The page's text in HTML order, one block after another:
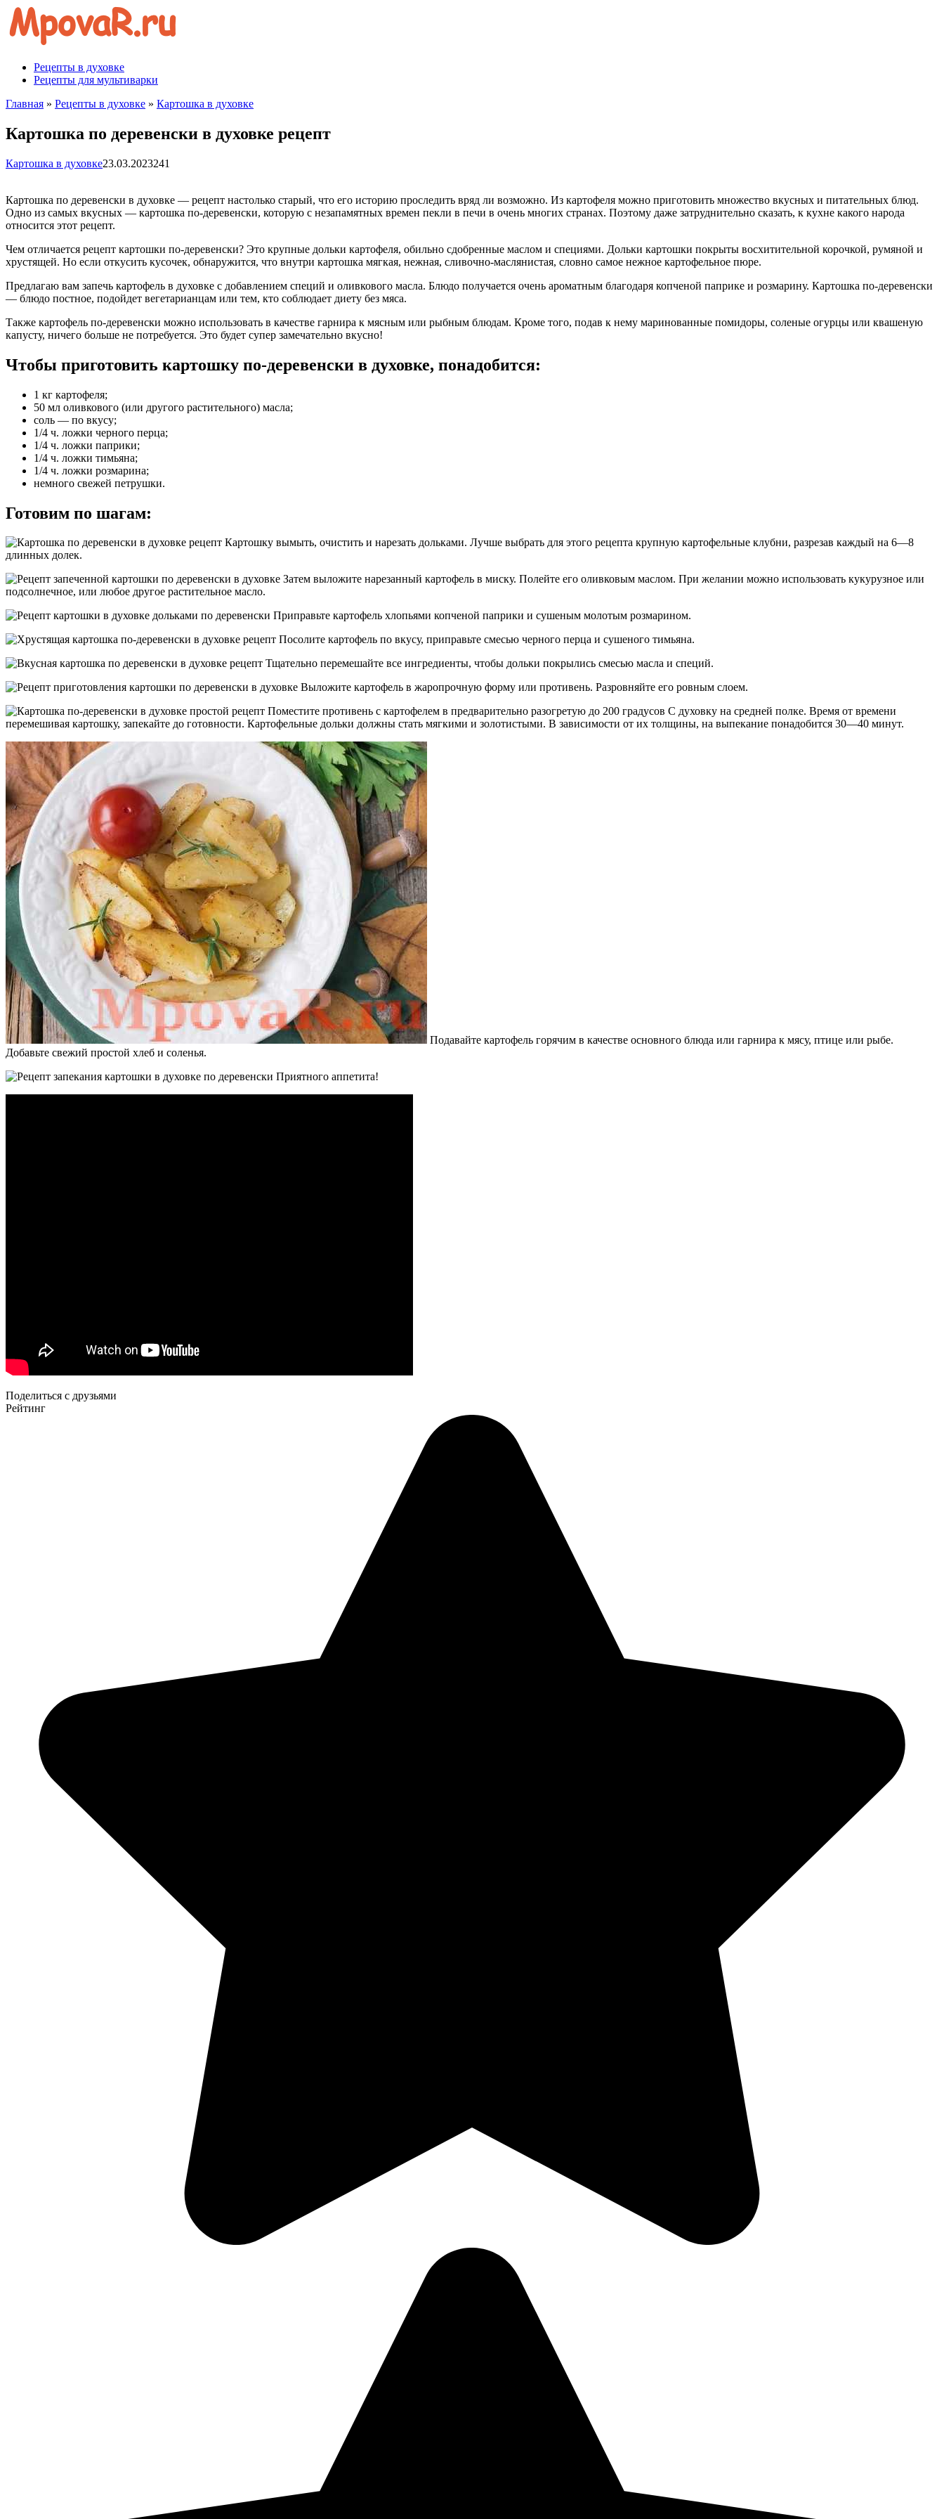
Перейти
контенту
Рецепты в духовке
Рецепты для мультиварки
Главная » Рецепты в духовке » Картошка в духовке
Картошка по деревенски в духовке рецепт
Картошка в духовке23.03.2023241
Картошка по деревенски в духовке — рецепт настолько старый, что его историю проследить вряд ли возможно. Из картофеля можно приготовить множество вкусных и питательных блюд.
Одно из самых вкусных — картошка по-деревенски, которую с незапамятных времен пекли в печи в очень многих странах. Поэтому даже затруднительно сказать, к кухне какого народа
относится этот рецепт.
Чем отличается рецепт картошки по-деревенски? Это крупные дольки картофеля, обильно сдобренные маслом и специями. Дольки картошки покрыты восхитительной корочкой, румяной и
хрустящей. Но если откусить кусочек, обнаружится, что внутри картошка мягкая, нежная, сливочно-маслянистая, словно самое нежное картофельное пюре.
Предлагаю вам запечь картофель в духовке с добавлением специй и оливкового масла. Блюдо получается очень ароматным благодаря копченой паприке и розмарину. Картошка по-деревенски
— блюдо постное, подойдет вегетарианцам или тем, кто соблюдает диету без мяса.
Также картофель по-деревенски можно использовать в качестве гарнира к мясным или рыбным блюдам. Кроме того, подав к нему маринованные помидоры, соленые огурцы или квашеную
капусту, ничего больше не потребуется. Это будет супер замечательно вкусно!
Чтобы приготовить картошку по-деревенски в духовке, понадобится:
1 кг картофеля;
50 мл оливкового (или другого растительного) масла;
соль — по вкусу;
1/4 ч. ложки черного перца;
1/4 ч. ложки паприки;
1/4 ч. ложки тимьяна;
1/4 ч. ложки розмарина;
немного свежей петрушки.
Готовим по шагам:
Картошку вымыть, очистить и нарезать дольками. Лучше выбрать для этого рецепта крупную картофельные клубни, разрезав каждый на 6—8
длинных долек.
Затем выложите нарезанный картофель в миску. Полейте его оливковым маслом. При желании можно использовать кукурузное или
подсолнечное, или любое другое растительное масло.
Приправьте картофель хлопьями копченой паприки и сушеным молотым розмарином.
Посолите картофель по вкусу, приправьте смесью черного перца и сушеного тимьяна.
Тщательно перемешайте все ингредиенты, чтобы дольки покрылись смесью масла и специй.
Выложите картофель в жаропрочную форму или противень. Разровняйте его ровным слоем.
Поместите противень с картофелем в предварительно разогретую до 200 градусов С духовку на средней полке. Время от времени
перемешивая картошку, запекайте до готовности. Картофельные дольки должны стать мягкими и золотистыми. В зависимости от их толщины, на выпекание понадобится 30—40 минут.
Подавайте картофель горячим в качестве основного блюда или гарнира к мясу, птице или рыбе.
Добавьте свежий простой хлеб и соленья.
Приятного аппетита!
Поделиться с друзьями
Рейтинг